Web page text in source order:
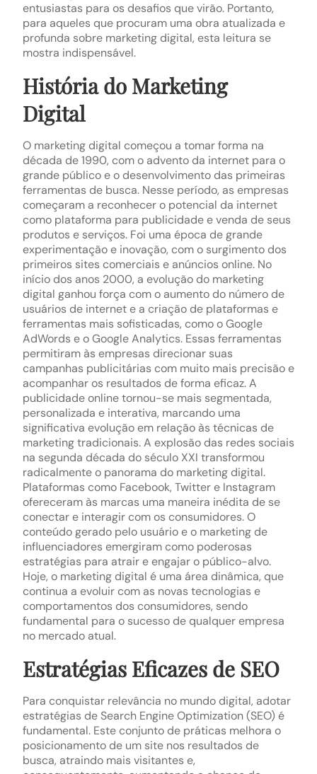
entusiastas para os desafios que virão. Portanto,
para aqueles que procuram uma obra atualizada e
profunda sobre marketing digital, esta leitura se
mostra indispensável.
História do Marketing
Digital
O marketing digital começou a tomar forma na
década de 1990, com o advento da internet para o
grande público e o desenvolvimento das primeiras
ferramentas de busca. Nesse período, as empresas
começaram a reconhecer o potencial da internet
como plataforma para publicidade e venda de seus
produtos e serviços. Foi uma época de grande
experimentação e inovação, com o surgimento dos
primeiros sites comerciais e anúncios online. No
início dos anos 2000, a evolução do marketing
digital ganhou força com o aumento do número de
usuários de internet e a criação de plataformas e
ferramentas mais sofisticadas, como o Google
AdWords e o Google Analytics. Essas ferramentas
permitiram às empresas direcionar suas
campanhas publicitárias com muito mais precisão e
acompanhar os resultados de forma eficaz. A
publicidade online tornou-se mais segmentada,
personalizada e interativa, marcando uma
significativa evolução em relação às técnicas de
marketing tradicionais. A explosão das redes sociais
na segunda década do século XXI transformou
radicalmente o panorama do marketing digital.
Plataformas como Facebook, Twitter e Instagram
ofereceram às marcas uma maneira inédita de se
conectar e interagir com os consumidores. O
conteúdo gerado pelo usuário e o marketing de
influenciadores emergiram como poderosas
estratégias para atrair e engajar o público-alvo.
Hoje, o marketing digital é uma área dinâmica, que
continua a evoluir com as novas tecnologias e
comportamentos dos consumidores, sendo
fundamental para o sucesso de qualquer empresa
no mercado atual.
Estratégias Eficazes de SEO
Para conquistar relevância no mundo digital, adotar
estratégias de Search Engine Optimization (SEO) é
fundamental. Este conjunto de práticas melhora o
posicionamento de um site nos resultados de
busca, atraindo mais visitantes e,